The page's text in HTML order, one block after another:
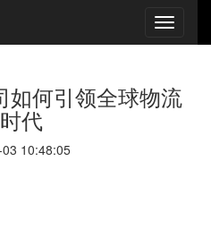
如何引领全球物流
代
10:48:05